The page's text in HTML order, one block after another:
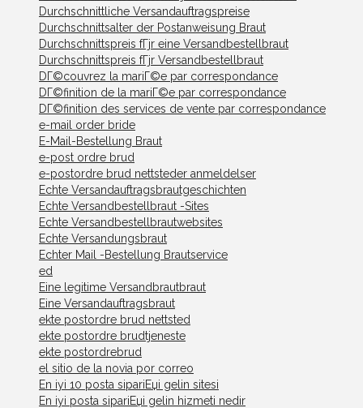
Durchschnittliche Versandauftragspreise
Durchschnittsalter der Postanweisung Braut
Durchschnittspreis fГјr eine Versandbestellbraut
Durchschnittspreis fГјr Versandbestellbraut
DГ©couvrez la mariГ©e par correspondance
DГ©finition de la mariГ©e par correspondance
DГ©finition des services de vente par correspondance
e-mail order bride
E-Mail-Bestellung Braut
e-post ordre brud
e-postordre brud nettsteder anmeldelser
Echte Versandauftragsbrautgeschichten
Echte Versandbestellbraut -Sites
Echte Versandbestellbrautwebsites
Echte Versandungsbraut
Echter Mail -Bestellung Brautservice
ed
Eine legitime Versandbrautbraut
Eine Versandauftragsbraut
ekte postordre brud nettsted
ekte postordre brudtjeneste
ekte postordrebrud
el sitio de la novia por correo
En iyi 10 posta sipariЕџi gelin sitesi
En iyi posta sipariЕџi gelin hizmeti nedir